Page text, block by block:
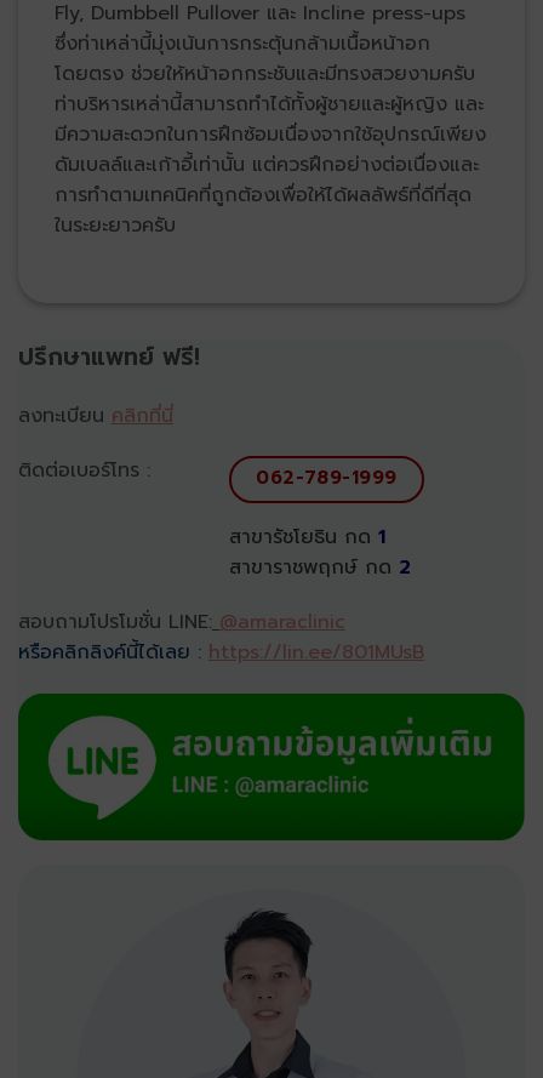
Fly, Dumbbell Pullover และ Incline press-ups
ซึ่งท่าเหล่านี้มุ่งเน้นการกระตุ้นกล้ามเนื้อหน้าอก
โดยตรง ช่วยให้หน้าอกกระชับและมีทรงสวยงามครับ
ท่าบริหารเหล่านี้สามารถทำได้ทั้งผู้ชายและผู้หญิง และ
มีความสะดวกในการฝึกซ้อมเนื่องจากใช้อุปกรณ์เพียง
ดัมเบลล์และเก้าอี้เท่านั้น แต่ควรฝึกอย่างต่อเนื่องและ
การทำตามเทคนิคที่ถูกต้องเพื่อให้ได้ผลลัพธ์ที่ดีที่สุด
ในระยะยาวครับ
ปรึกษาแพทย์ ฟรี!
ลงทะเบียน คลิกที่นี่
ติดต่อเบอร์โทร :
062-789-1999
สาขารัชโยธิน กด 1
สาขาราชพฤกษ์ กด 2
สอบถามโปรโมชั่น LINE: @amaraclinic
หรือคลิกลิงค์นี้ได้เลย : https://lin.ee/801MUsB